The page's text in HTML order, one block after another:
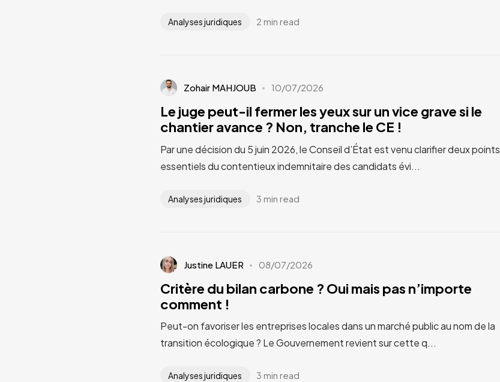
Analyses juridiques 2 min read
Zohair MAHJOUB 10/07/2026
Le juge peut-il fermer les yeux sur un vice grave si le
chantier avance ? Non, tranche le CE !
Par une décision du 5 juin 2026, le Conseil d’État est venu clarifier deux points
essentiels du contentieux indemnitaire des candidats évi...
Analyses juridiques 3 min read
Justine LAUER 08/07/2026
Critère du bilan carbone ? Oui mais pas n’importe
comment !
Peut-on favoriser les entreprises locales dans un marché public au nom de la
transition écologique ? Le Gouvernement revient sur cette q...
Analyses juridiques 3 min read